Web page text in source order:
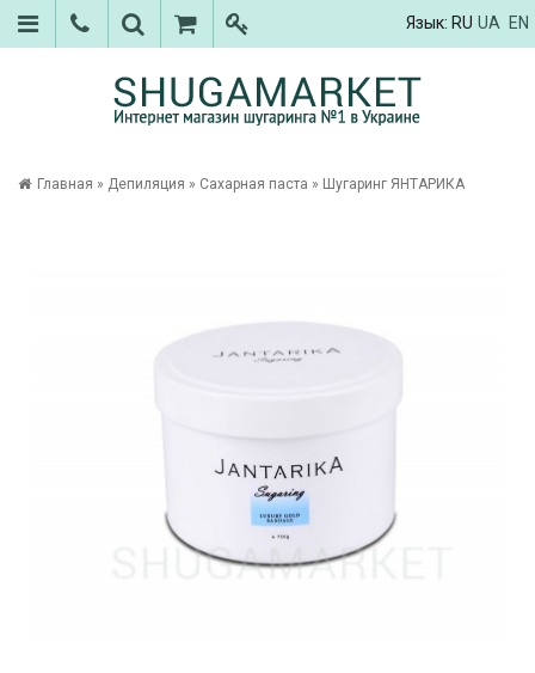
Язык: RU UA EN
Главная » Депиляция » Сахарная паста » Шугаринг ЯНТАРИКА